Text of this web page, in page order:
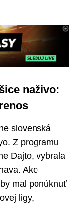
naživo:
slovenská
Z programu
Dajto, vybrala
Ako
mal ponúknuť
ligy,